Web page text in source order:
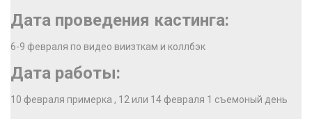
Дата проведения кастинга:
6-9 февраля по видео виизткам и коллбэк
Дата работы:
10 февраля примерка , 12 или 14 февраля 1 съемоный день